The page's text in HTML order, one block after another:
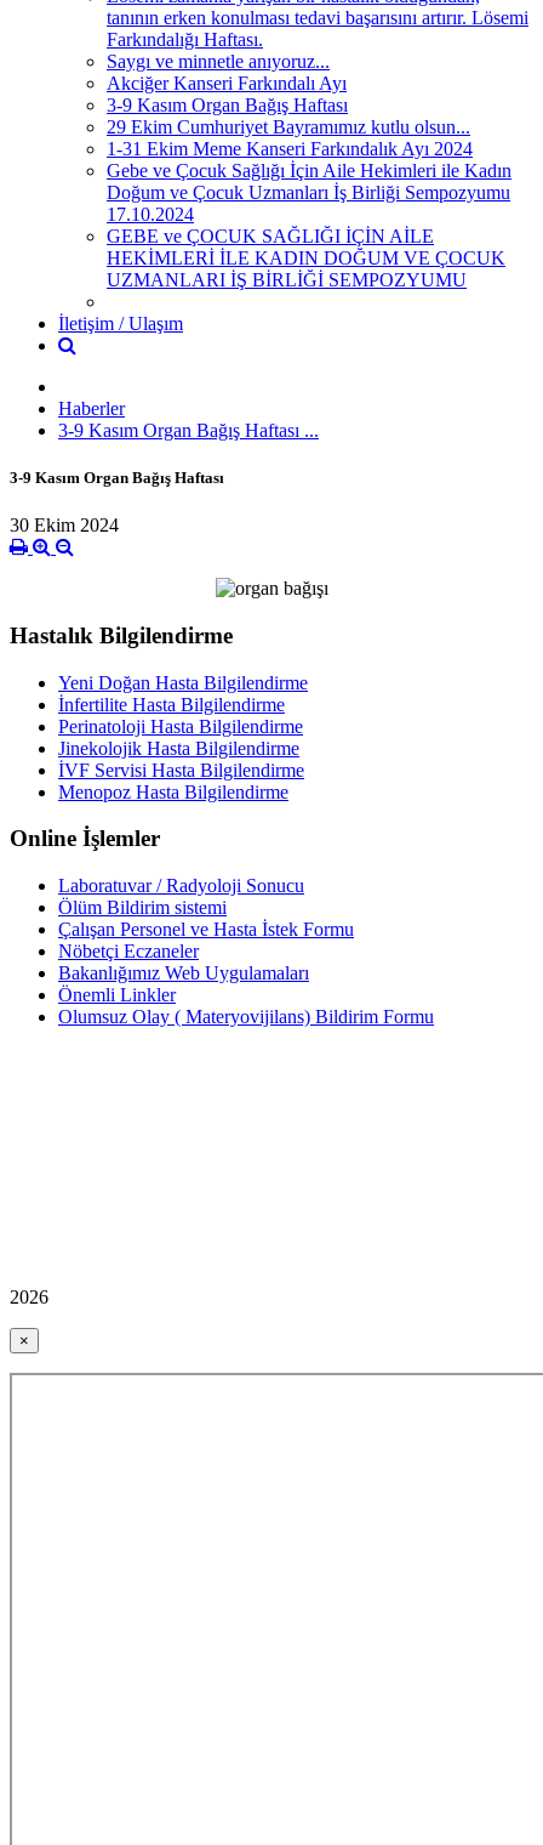
tanının erken konulması tedavi başarısını artırır. Lösemi
Farkındalığı Haftası.
Saygı ve minnetle anıyoruz...
Akciğer Kanseri Farkındalı Ayı
3-9 Kasım Organ Bağış Haftası
29 Ekim Cumhuriyet Bayramımız kutlu olsun...
1-31 Ekim Meme Kanseri Farkındalık Ayı 2024
Gebe ve Çocuk Sağlığı İçin Aile Hekimleri ile Kadın
Doğum ve Çocuk Uzmanları İş Birliği Sempozyumu
17.10.2024
GEBE ve ÇOCUK SAĞLIĞI İÇİN AİLE
HEKİMLERİ İLE KADIN DOĞUM VE ÇOCUK
UZMANLARI İŞ BİRLİĞİ SEMPOZYUMU
İletişim / Ulaşım
Haberler
3-9 Kasım Organ Bağış Haftası ...
3-9 Kasım Organ Bağış Haftası
30 Ekim 2024
Hastalık Bilgilendirme
Yeni Doğan Hasta Bilgilendirme
İnfertilite Hasta Bilgilendirme
Perinatoloji Hasta Bilgilendirme
Jinekolojik Hasta Bilgilendirme
İVF Servisi Hasta Bilgilendirme
Menopoz Hasta Bilgilendirme
Online İşlemler
Laboratuvar / Radyoloji Sonucu
Ölüm Bildirim sistemi
Çalışan Personel ve Hasta İstek Formu
Nöbetçi Eczaneler
Bakanlığımız Web Uygulamaları
Önemli Linkler
Olumsuz Olay ( Materyovijilans) Bildirim Formu
2026
×